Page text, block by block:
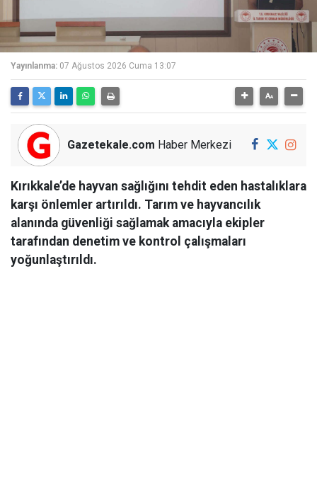
Yayınlanma: 07 Ağustos 2026 Cuma 13:07
Gazetekale.com Haber Merkezi
Kırıkkale’de hayvan sağlığını tehdit eden hastalıklara
karşı önlemler artırıldı. Tarım ve hayvancılık
alanında güvenliği sağlamak amacıyla ekipler
tarafından denetim ve kontrol çalışmaları
yoğunlaştırıldı.